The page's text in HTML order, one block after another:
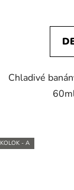
Chladivé
KOLOK - A